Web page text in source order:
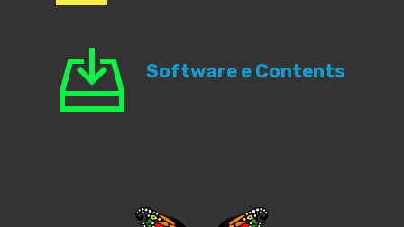
Software e Contents